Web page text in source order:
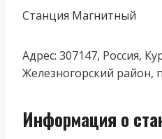
Станция Магнитный
Адрес: 307147, Россия,
Железногорский район,
Информация о